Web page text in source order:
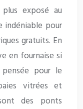
exposé au
indéniable pour
gratuits. En
en fournaise si
pour le
vitrées et
des ponts